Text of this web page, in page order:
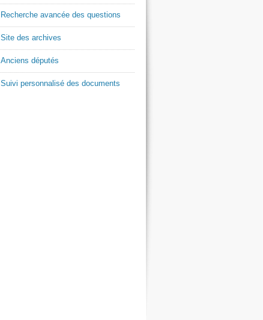
Recherche avancée des questions
Site des archives
Anciens députés
Suivi personnalisé des documents